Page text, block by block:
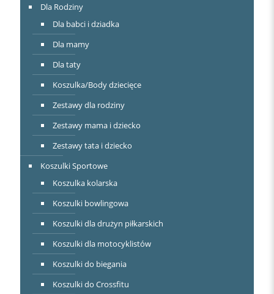
Dla Rodziny
Dla babci i dziadka
Dla mamy
Dla taty
Koszulka/Body dziecięce
Zestawy dla rodziny
Zestawy mama i dziecko
Zestawy tata i dziecko
Koszulki Sportowe
Koszulka kolarska
Koszulki bowlingowa
Koszulki dla drużyn piłkarskich
Koszulki dla motocyklistów
Koszulki do biegania
Koszulki do Crossfitu